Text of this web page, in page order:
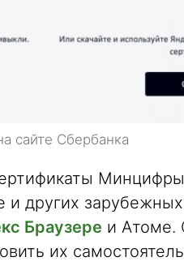
сайте Сбербанка
других зарубежных
Браузере и Атоме.
их